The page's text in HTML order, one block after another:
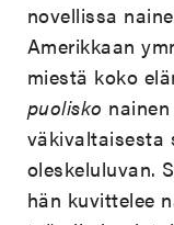
novellissa
Amerikkaan
miestä koko
puolisko
väkivaltaisesta
oleskeluluvan.
hän kuvittelee